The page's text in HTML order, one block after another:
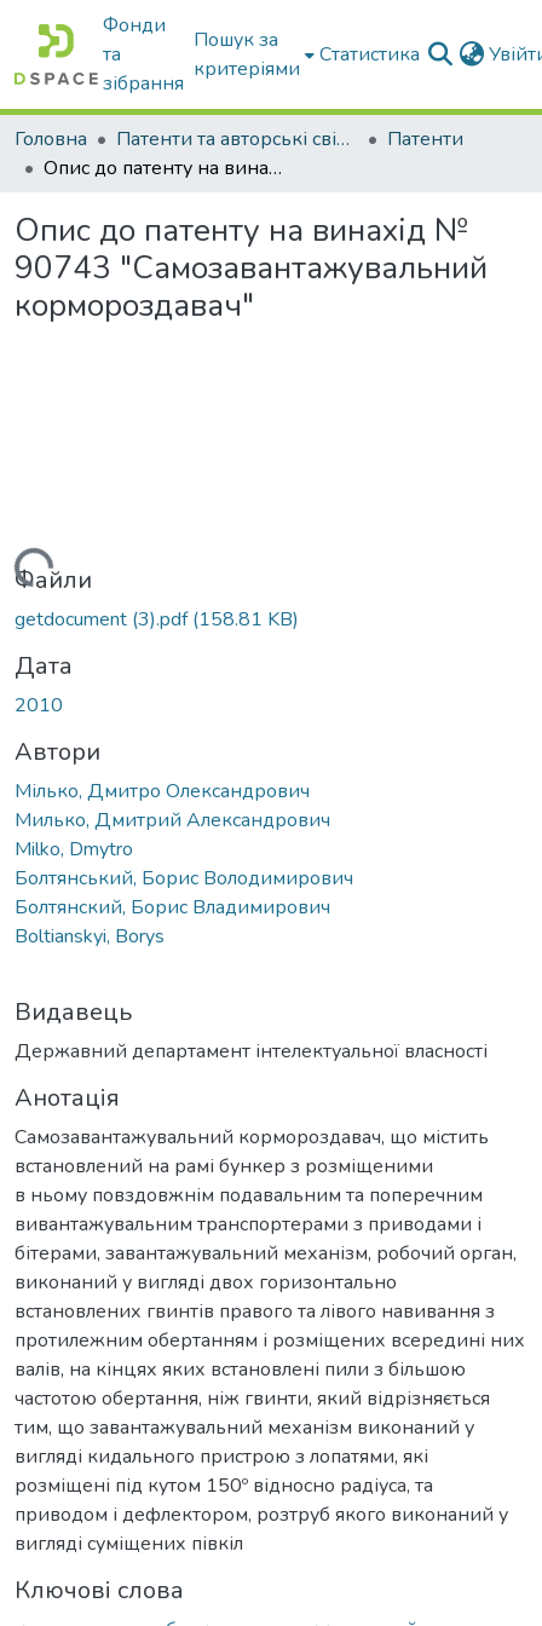
Фонди
та
зібрання
Пошук за
критеріями
Статистика
Головна Патенти та авторські свідоцтва
Патенти
Опис до патенту на винахід № 90743 "Самозавантажувальний кормороздавач"
Опис до патенту на винахід №
90743 "Самозавантажувальний
кормороздавач"
Файли
getdocument (3).pdf(158.81 KB)
Дата
2010
Автори
Мілько, Дмитро Олександрович
Милько, Дмитрий Александрович
Milko, Dmytro
Болтянський, Борис Володимирович
Болтянский, Борис Владимирович
Boltianskyi, Borys
Видавець
Державний департамент інтелектуальної власності
Анотація
Самозавантажувальний кормороздавач, що містить
встановлений на рамі бункер з розміщеними
в ньому повздовжнім подавальним та поперечним
вивантажувальним транспортерами з приводами і
бітерами, завантажувальний механізм, робочий орган,
виконаний у вигляді двох горизонтально
встановлених гвинтів правого та лівого навивання з
протилежним обертанням і розміщених всередині них
валів, на кінцях яких встановлені пили з більшою
частотою обертання, ніж гвинти, який відрізняється
тим, що завантажувальний механізм виконаний у
вигляді кидального пристрою з лопатями, які
розміщені під кутом 150º відносно радіуса, та
приводом і дефлектором, розтруб якого виконаний у
вигляді суміщених півкіл
Ключові слова